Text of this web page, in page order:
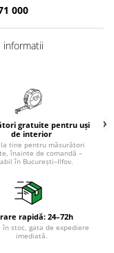
000
gratuite pentru uși
de interior
tine pentru măsurători
înainte de comandă –
în București–Ilfov.
rapidă: 24–72h
în stoc, gata de expediere
imediată.